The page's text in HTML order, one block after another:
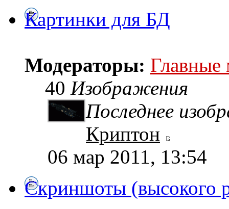
Картинки для БД
Модераторы: Главные
40 Изображения
Последнее
Криптон
06 мар 2011, 13:54
Скриншоты (высокого